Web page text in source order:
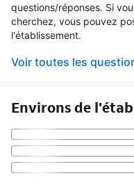
questions/réponses. Si
cherchez, vous pouvez
l'établissement.
Voir toutes les
Environs de